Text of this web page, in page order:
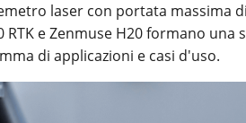
laser con portata massima
RTK e Zenmuse H20 formano
di applicazioni e casi d'uso.